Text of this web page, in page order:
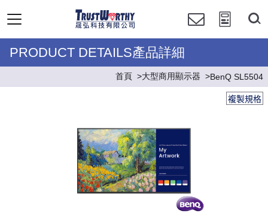
PRODUCT DETAILS產品詳細
首頁 大型商用顯示器 BenQ SL5504
複製規格